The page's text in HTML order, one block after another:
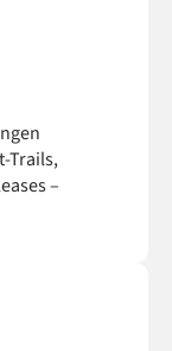
Trails,
–